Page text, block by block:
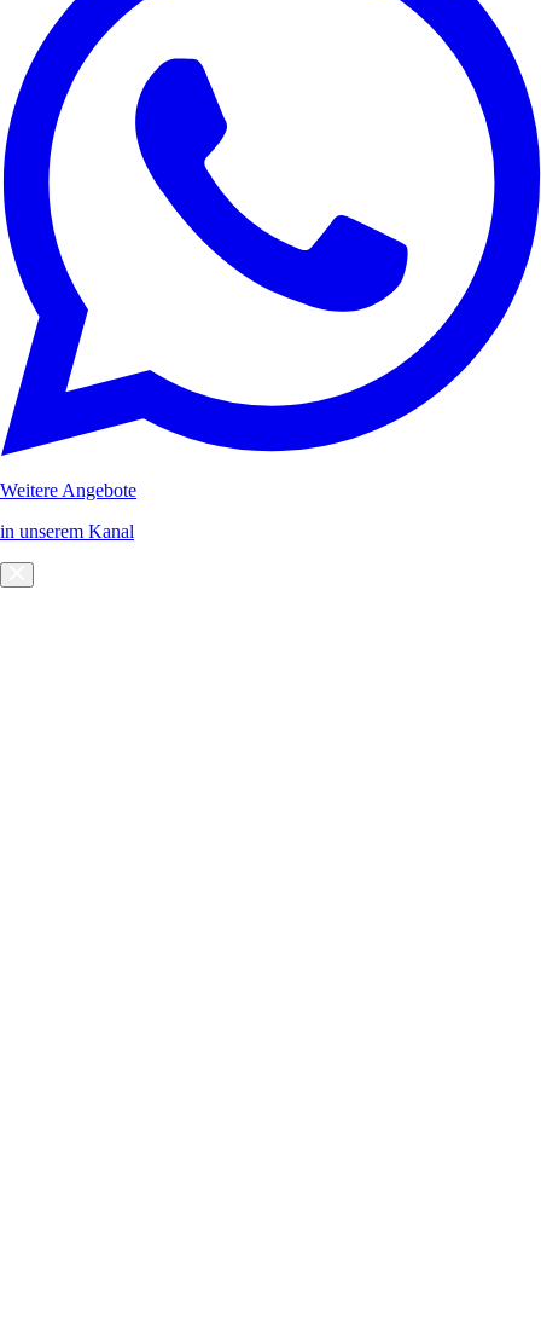
Weitere Angebote
in unserem Kanal